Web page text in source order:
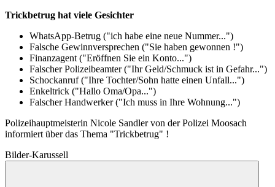
Trickbetrug hat viele Gesichter
WhatsApp-Betrug ("ich habe eine neue Nummer...")
Falsche Gewinnversprechen ("Sie haben gewonnen !")
Finanzagent ("Eröffnen Sie ein Konto...")
Falscher Polizeibeamter ("Ihr Geld/Schmuck ist in Gefahr...")
Schockanruf ("Ihre Tochter/Sohn hatte einen Unfall...")
Enkeltrick ("Hallo Oma/Opa...")
Falscher Handwerker ("Ich muss in Ihre Wohnung...")
Polizeihauptmeisterin Nicole Sandler von der Polizei Moosach
informiert über das Thema "Trickbetrug" !
Bilder-Karussell